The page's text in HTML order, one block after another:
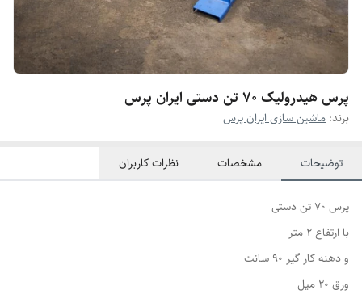
پرس هیدرولیک 70 تن دستی ایران پرس
برند: ماشین سازی ایران پرس
توضیحات مشخصات نظرات کاربران
پرس 70 تن دستی
با ارتفاع 2 متر
و دهنه کار گیر 90 سانت
ورق 20 میل